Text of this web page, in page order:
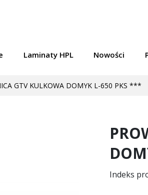
Laminaty HPL Nowości
GTV KULKOWA DOMYK L-650 PKS ***
Indeks